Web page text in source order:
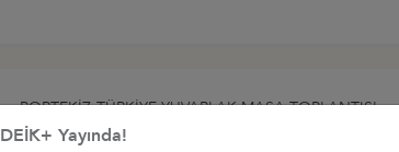
PORTEKİZ-TÜRKİYE YUVARLAK MASA TOPLANTISI,
8 NİSAN 2026, LİZBON
DEİK+ Yayında!